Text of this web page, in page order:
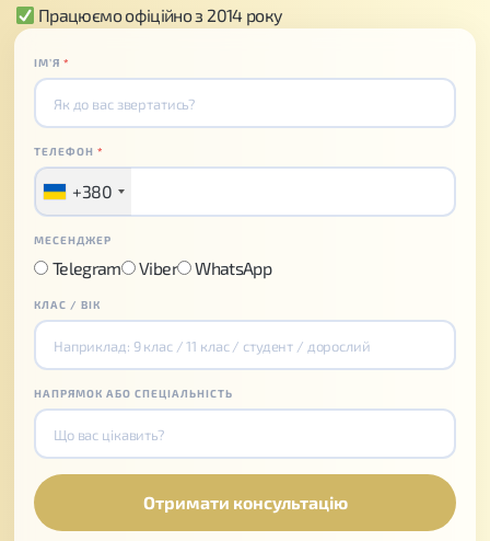
Працюємо офіційно з 2014 року
ІМʼЯ*
ТЕЛЕФОН*
+380
МЕСЕНДЖЕР
Telegram Viber WhatsApp
КЛАС / ВІК
НАПРЯМОК АБО СПЕЦІАЛЬНІСТЬ